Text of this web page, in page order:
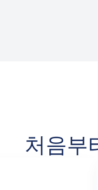
처음부